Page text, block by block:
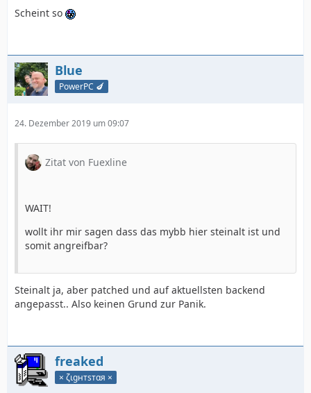
Scheint so
Blue
PowerPC 🍆
24. Dezember 2019 um 09:07
Zitat von Fuexline
WAIT!
wollt ihr mir sagen dass das mybb hier steinalt ist und
somit angreifbar?
Steinalt ja, aber patched und auf aktuellsten backend
angepasst.. Also keinen Grund zur Panik.
freaked
× ζιgнтѕтαя ×